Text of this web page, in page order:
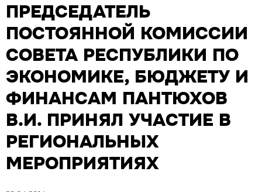
ПРЕДСЕДАТЕЛЬ
ПОСТОЯННОЙ КОМИССИИ
СОВЕТА РЕСПУБЛИКИ ПО
ЭКОНОМИКЕ, БЮДЖЕТУ И
ФИНАНСАМ ПАНТЮХОВ
В.И. ПРИНЯЛ УЧАСТИЕ В
РЕГИОНАЛЬНЫХ
МЕРОПРИЯТИЯХ